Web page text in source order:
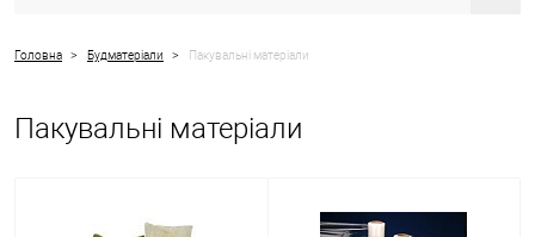
Головна > Будматеріали > Пакувальні матеріали
Пакувальні матеріали